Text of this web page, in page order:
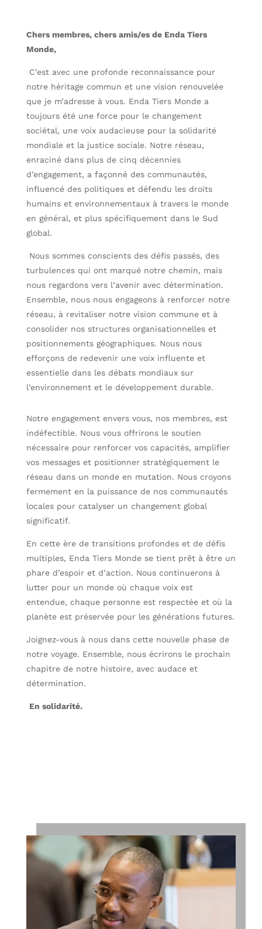
Chers membres, chers amis/es de Enda Tiers
Monde,
C’est avec une profonde reconnaissance pour
notre héritage commun et une vision renouvelée
que je m’adresse à vous. Enda Tiers Monde a
toujours été une force pour le changement
sociétal, une voix audacieuse pour la solidarité
mondiale et la justice sociale. Notre réseau,
enraciné dans plus de cinq décennies
d’engagement, a façonné des communautés,
influencé des politiques et défendu les droits
humains et environnementaux à travers le monde
en général, et plus spécifiquement dans le Sud
global.
Nous sommes conscients des défis passés, des
turbulences qui ont marqué notre chemin, mais
nous regardons vers l’avenir avec détermination.
Ensemble, nous nous engageons à renforcer notre
réseau, à revitaliser notre vision commune et à
consolider nos structures organisationnelles et
positionnements géographiques. Nous nous
efforçons de redevenir une voix influente et
essentielle dans les débats mondiaux sur
l’environnement et le développement durable.
Notre engagement envers vous, nos membres, est
indéfectible. Nous vous offrirons le soutien
nécessaire pour renforcer vos capacités, amplifier
vos messages et positionner stratégiquement le
réseau dans un monde en mutation. Nous croyons
fermement en la puissance de nos communautés
locales pour catalyser un changement global
significatif.
En cette ère de transitions profondes et de défis
multiples, Enda Tiers Monde se tient prêt à être un
phare d’espoir et d’action. Nous continuerons à
lutter pour un monde où chaque voix est
entendue, chaque personne est respectée et où la
planète est préservée pour les générations futures.
Joignez-vous à nous dans cette nouvelle phase de
notre voyage. Ensemble, nous écrirons le prochain
chapitre de notre histoire, avec audace et
détermination.
En solidarité.